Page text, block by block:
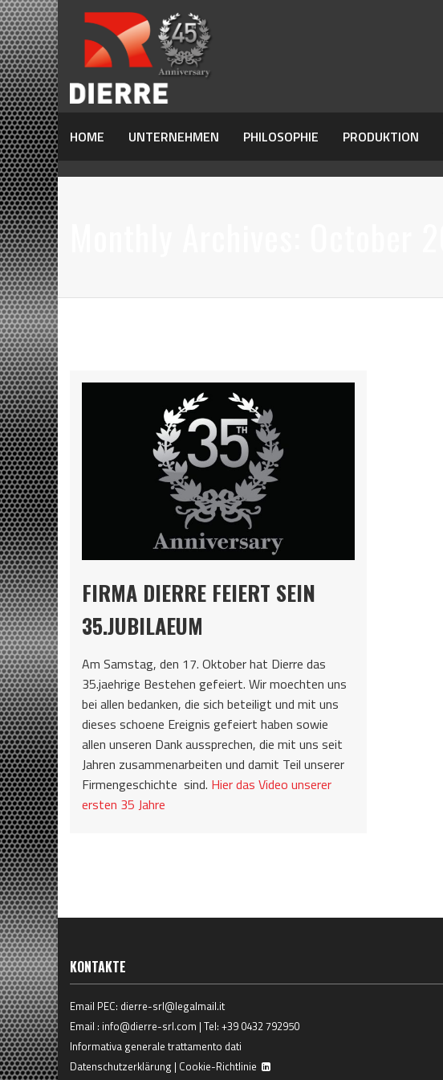
HOME UNTERNEHMEN PHILOSOPHIE PRODUKTION
FIRMA DIERRE FEIERT SEIN
35.JUBILAEUM
Am Samstag, den 17. Oktober hat Dierre das
35.jaehrige Bestehen gefeiert. Wir moechten uns
bei allen bedanken, die sich beteiligt und mit uns
dieses schoene Ereignis gefeiert haben sowie
allen unseren Dank aussprechen, die mit uns seit
Jahren zusammenarbeiten und damit Teil unserer
Firmengeschichte sind. Hier das Video unserer
ersten 35 Jahre
KONTAKTE
Email PEC: dierre-srl@legalmail.it
Email : info@dierre-srl.com | Tel: +39 0432 792950
Informativa generale trattamento dati
Datenschutzerklärung | Cookie-Richtlinie